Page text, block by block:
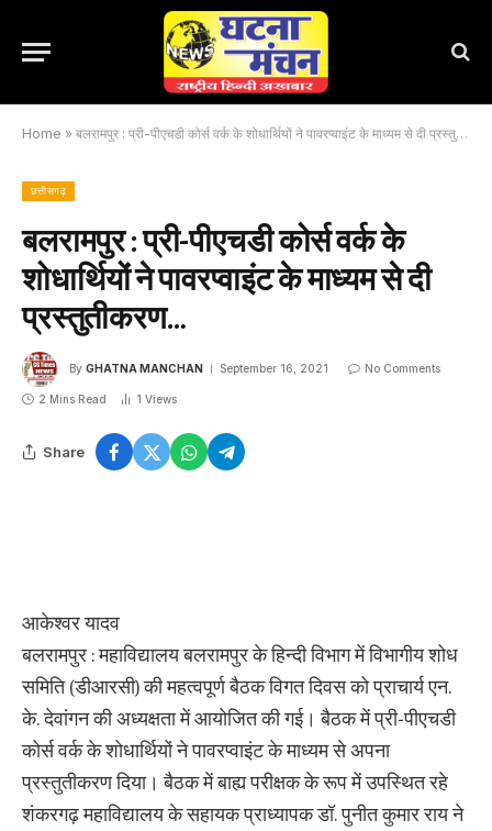
Home » बलरामपुर : प्री-पीएचडी कोर्स वर्क के शोधार्थियों ने पावरप्वाइंट के माध्यम से दी प्रस्तुतीकरण…
छत्तीसगढ़
बलरामपुर : प्री-पीएचडी कोर्स वर्क के
शोधार्थियों ने पावरप्वाइंट के माध्यम से दी
प्रस्तुतीकरण…
By GHATNA MANCHAN September 16, 2021 No Comments
2 Mins Read 1 Views
Share
आकेश्वर यादव
बलरामपुर : महाविद्यालय बलरामपुर के हिन्दी विभाग में विभागीय शोध
समिति (डीआरसी) की महत्वपूर्ण बैठक विगत दिवस को प्राचार्य एन.
के. देवांगन की अध्यक्षता में आयोजित की गई। बैठक में प्री-पीएचडी
कोर्स वर्क के शोधार्थियों ने पावरप्वाइंट के माध्यम से अपना
प्रस्तुतीकरण दिया। बैठक में बाह्य परीक्षक के रूप में उपस्थित रहे
शंकरगढ़ महाविद्यालय के सहायक प्राध्यापक डॉ. पुनीत कुमार राय ने